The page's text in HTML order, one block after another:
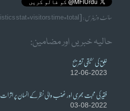
سائٹ وزیٹرس: [wpstatistics stat=visitors time=total]
حالیہ خبریں اور مضامین:
خُلق کی حقیقی تشریح
12-06-2023
فقیر کی محبت بھری اور غضب والی نظر کے انسان پر اثرات
03-08-2022